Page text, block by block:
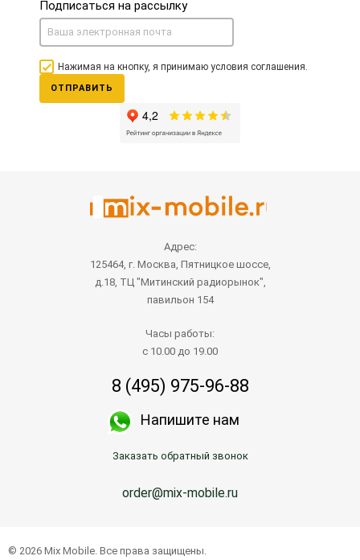
Подписаться на рассылку
Нажимая на кнопку, я принимаю условия соглашения.
ОТПРАВИТЬ
Адрес:
125464, г. Москва, Пятницкое шоссе,
д.18, ТЦ "Митинский радиорынок",
павильон 154
Часы работы:
с 10.00 до 19.00
8 (495) 975-96-88
Напишите нам
Заказать обратный звонок
order@mix-mobile.ru
© 2026 Mix Mobile. Все права защищены.